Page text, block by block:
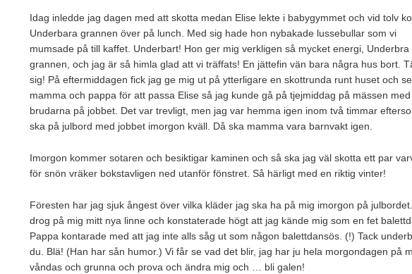
Idag inledde jag dagen med att skotta medan Elise lekte i babygymmet och vid tolv
Underbara grannen över på lunch. Med sig hade hon nybakade lussebullar som vi
mumsade på till kaffet. Underbart! Hon ger mig verkligen så mycket energi, Underbra
grannen, och jag är så himla glad att vi träffats! En jättefin vän bara några hus bort.
sig! På eftermiddagen fick jag ge mig ut på ytterligare en skottrunda runt huset och
mamma och pappa för att passa Elise så jag kunde gå på tjejmiddag på mässen med
brudarna på jobbet. Det var trevligt, men jag var hemma igen inom två timmar
ska på julbord med jobbet imorgon kväll. Då ska mamma vara barnvakt igen.
Imorgon kommer sotaren och besiktigar kaminen och så ska jag väl skotta ett par
för snön vräker bokstavligen ned utanför fönstret. Så härligt med en riktig vinter!
Föresten har jag sjuk ångest över vilka kläder jag ska ha på mig imorgon på
drog på mig mitt nya linne och konstaterade högt att jag kände mig som en fet
Pappa kontarade med att jag inte alls såg ut som någon balettdansös. (!) Tack
du. Blä! (Han har sån humor.) Vi får se vad det blir, jag har ju hela morgondagen på
våndas och grunna och prova och ändra mig och … bli galen!